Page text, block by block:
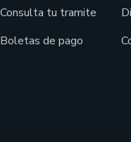
Consulta tu tramite
Boletas de pago